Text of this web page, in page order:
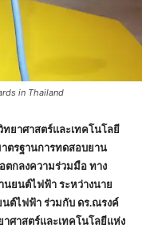
in Thailand
ยาศาสตร์และเทคโนโลยี
าตรฐานการทดสอบยาน
กลงความร่วมมือ ทาง
ยนต์ไฟฟ้า ระหว่างนาย
ต์ไฟฟ้า ร่วมกับ ดร.ณรงค์
ศาสตร์และเทคโนโลยีแห่ง